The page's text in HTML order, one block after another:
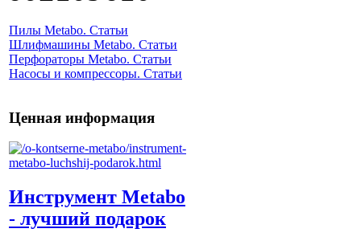
Пилы Metabo. Статьи
Шлифмашины Metabo. Статьи
Перфораторы Metabo. Статьи
Насосы и компрессоры. Статьи
Ценная информация
Инструмент Metabo
- лучший подарок